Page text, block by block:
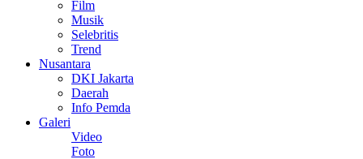
Film
Musik
Selebritis
Trend
Nusantara
DKI Jakarta
Daerah
Info Pemda
Galeri
Video
Foto